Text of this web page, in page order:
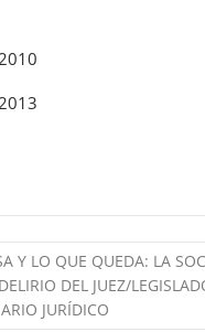
Y LO QUE QUEDA: LA
DEL JUEZ/
JURÍDICO